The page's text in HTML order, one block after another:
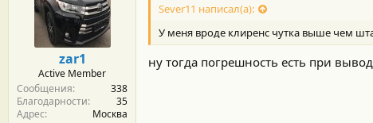
zar1
Active Member
Сообщения
338
Благодарности
35
Адрес
Москва
Sever11 написал(а):
У меня вроде клиренс чутка выше чем
ну тогда погрешность есть при